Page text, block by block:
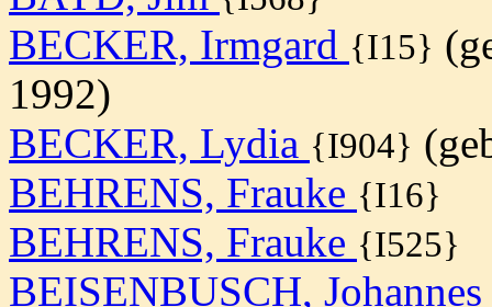
BECKER, Irmgard {I15}
1992)
BECKER, Lydia {I904}
BEHRENS, Frauke {I16}
BEHRENS, Frauke {I525}
BEISENBUSCH, Johannes